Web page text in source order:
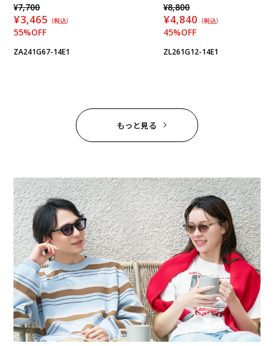
¥7,700
¥3,465 （税込）
55%OFF
ZA241G67-14E1
¥8,800
¥4,840 （税込）
45%OFF
ZL261G12-14E1
もっと見る